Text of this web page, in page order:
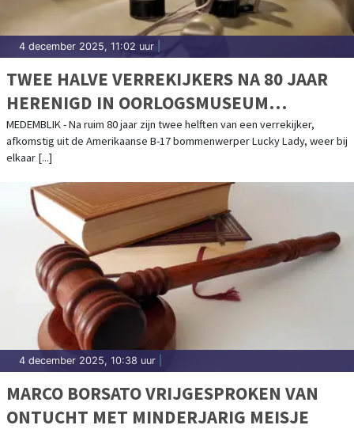
4 december 2025, 11:02 uur
TWEE HALVE VERREKIJKERS NA 80 JAAR
HERENIGD IN OORLOGSMUSEUM
MEDEMBLIK
MEDEMBLIK - Na ruim 80 jaar zijn twee helften van een verrekijker,
afkomstig uit de Amerikaanse B-17 bommenwerper Lucky Lady, weer bij
elkaar [...]
4 december 2025, 10:38 uur
MARCO BORSATO VRIJGESPROKEN VAN
ONTUCHT MET MINDERJARIG MEISJE